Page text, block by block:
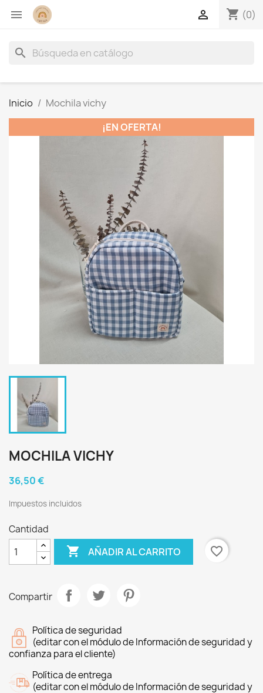
 shopping_cart (0)

search
Inicio
Mochila vichy
¡EN OFERTA!
MOCHILA VICHY
36,50 €
Impuestos incluidos
Cantidad
 AÑADIR AL CARRITO favorite_border
Compartir
Política de seguridad
(editar con el módulo de Información de seguridad y
confianza para el cliente)
Política de entrega
(editar con el módulo de Información de seguridad y